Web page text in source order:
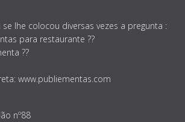
lhe colocou diversas vezes a pregunta :
para restaurante ??
??
www.publiementas.com
nº88